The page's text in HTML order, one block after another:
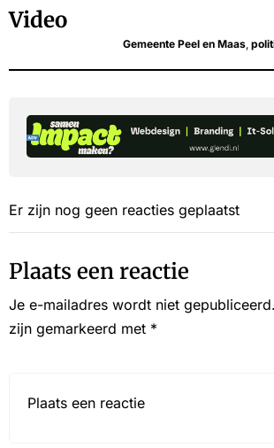
Video
Gemeente Peel en Maas,
Er zijn nog geen reacties geplaatst
Plaats een reactie
Je e-mailadres wordt niet gepubliceerd.
zijn gemarkeerd met *